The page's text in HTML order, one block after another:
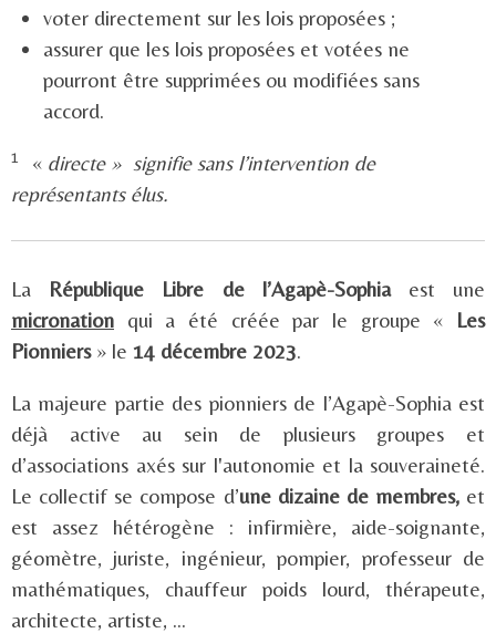
voter directement sur les lois proposées ;
assurer que les lois proposées et votées ne
pourront être supprimées ou modifiées sans
accord.
1 « directe » signifie sans l’intervention de
représentants élus.
La République Libre de l’Agapè-Sophiaest une
micronation qui a été créée par le groupe « Les
Pionniers » le 14 décembre 2023.
La majeure partie des pionniers de l’Agapè-Sophia est
déjà active au sein de plusieurs groupes et
d’associations axés sur l'autonomie et la souveraineté.
Le collectif se compose d’une dizaine de membres, et
est assez hétérogène : infirmière, aide-soignante,
géomètre, juriste, ingénieur, pompier, professeur de
mathématiques, chauffeur poids lourd, thérapeute,
architecte, artiste, …